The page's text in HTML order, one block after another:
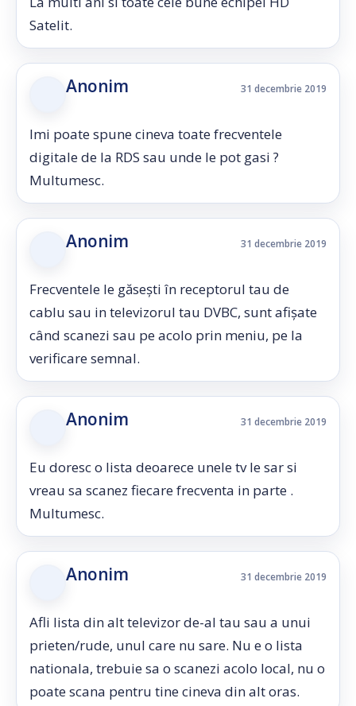
Satelit.
Anonim 31 decembrie 2019
Imi poate spune cineva toate frecventele
digitale de la RDS sau unde le pot gasi ?
Multumesc.
Anonim 31 decembrie 2019
Frecventele le găsești în receptorul tau de
cablu sau in televizorul tau DVBC, sunt afișate
când scanezi sau pe acolo prin meniu, pe la
verificare semnal.
Anonim 31 decembrie 2019
Eu doresc o lista deoarece unele tv le sar si
vreau sa scanez fiecare frecventa in parte .
Multumesc.
Anonim 31 decembrie 2019
Afli lista din alt televizor de-al tau sau a unui
prieten/rude, unul care nu sare. Nu e o lista
nationala, trebuie sa o scanezi acolo local, nu o
poate scana pentru tine cineva din alt oras.